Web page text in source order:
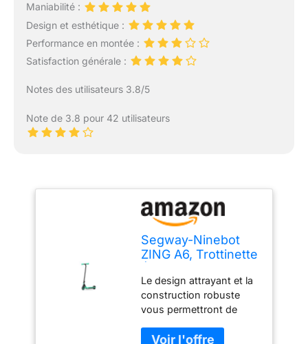
Maniabilité :
Design et esthétique :
Performance en montée :
Satisfaction générale :
Notes des utilisateurs 3.8/5
Note de 3.8 pour 42 utilisateurs
Segway-Ninebot
ZING A6, Trottinette
enfants et
adolescents, max.
12 km/h, 5 km
d'autonomie,
Multicolore, Taille
Le design attrayant et la
construction robuste
vous permettront de
souhaitez en toute